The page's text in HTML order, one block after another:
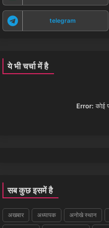
telegram
ये भी चर्चा में है
Error: कोई
सब कुछ इसमें है
अखबार अध्यापक अनोखे स्थान